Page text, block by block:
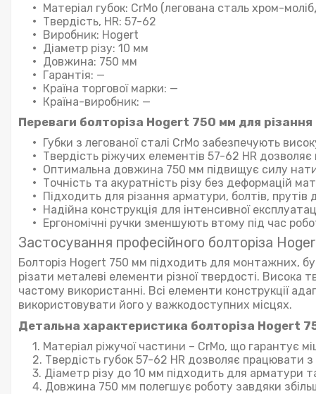
Матеріал губок: CrMo (легована сталь хром-
Твердість, HR: 57-62
Виробник: Hogert
Діаметр різу: 10 мм
Довжина: 750 мм
Гарантія: —
Країна торгової марки: —
Країна-виробник: —
Переваги болторіза Hogert 750 мм для різання
Губки з легованої сталі CrMo забезпечують
Твердість ріжучих елементів 57-62 HR
Оптимальна довжина 750 мм підвищує силу
Точність та акуратність різу без деформацій
Підходить для різання арматури, болтів, прутів
Надійна конструкція для інтенсивної
Ергономічні ручки зменшують втому під час
Застосування професійного болторіза
Болторіз Hogert 750 мм підходить для монтажних,
різати металеві елементи різної твердості. Висока
частому використанні. Всі елементи конструкції
використовувати його у важкодоступних місцях.
Детальна характеристика болторіза Hogert
Матеріал ріжучої частини – CrMo, що гарантує
Твердість губок 57-62 HR дозволяє працювати з
Діаметр різу до 10 мм підходить для арматури
Довжина 750 мм полегшує роботу завдяки